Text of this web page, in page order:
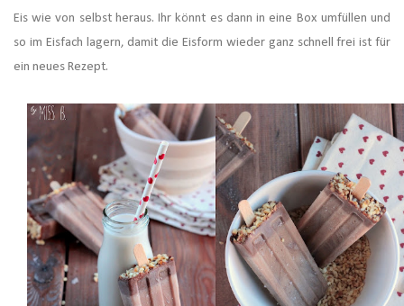
Eis wie von selbst heraus. Ihr könnt es dann in eine Box umfüllen und
so im Eisfach lagern, damit die Eisform wieder ganz schnell frei ist für
ein neues Rezept.